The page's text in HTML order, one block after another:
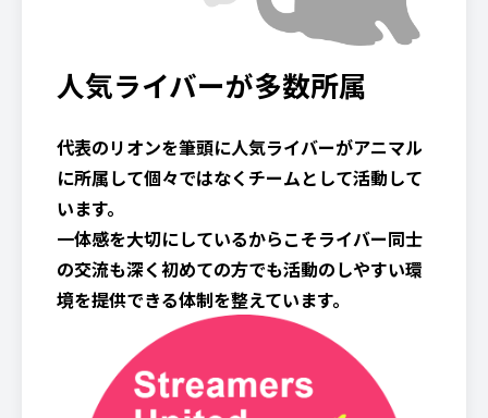
人気ライバーが多数所属
代表のリオンを筆頭に人気ライバーがアニマル
に所属して個々ではなくチームとして活動して
います。
一体感を大切にしているからこそライバー同士
の交流も深く初めての方でも活動のしやすい環
境を提供できる体制を整えています。